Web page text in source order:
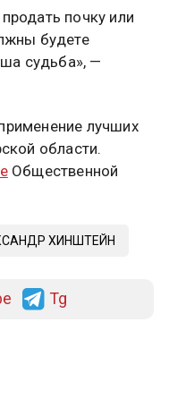
почку или
будете
судьба», —
лучших
области.
Общественной
ХИНШТЕЙН
Tg